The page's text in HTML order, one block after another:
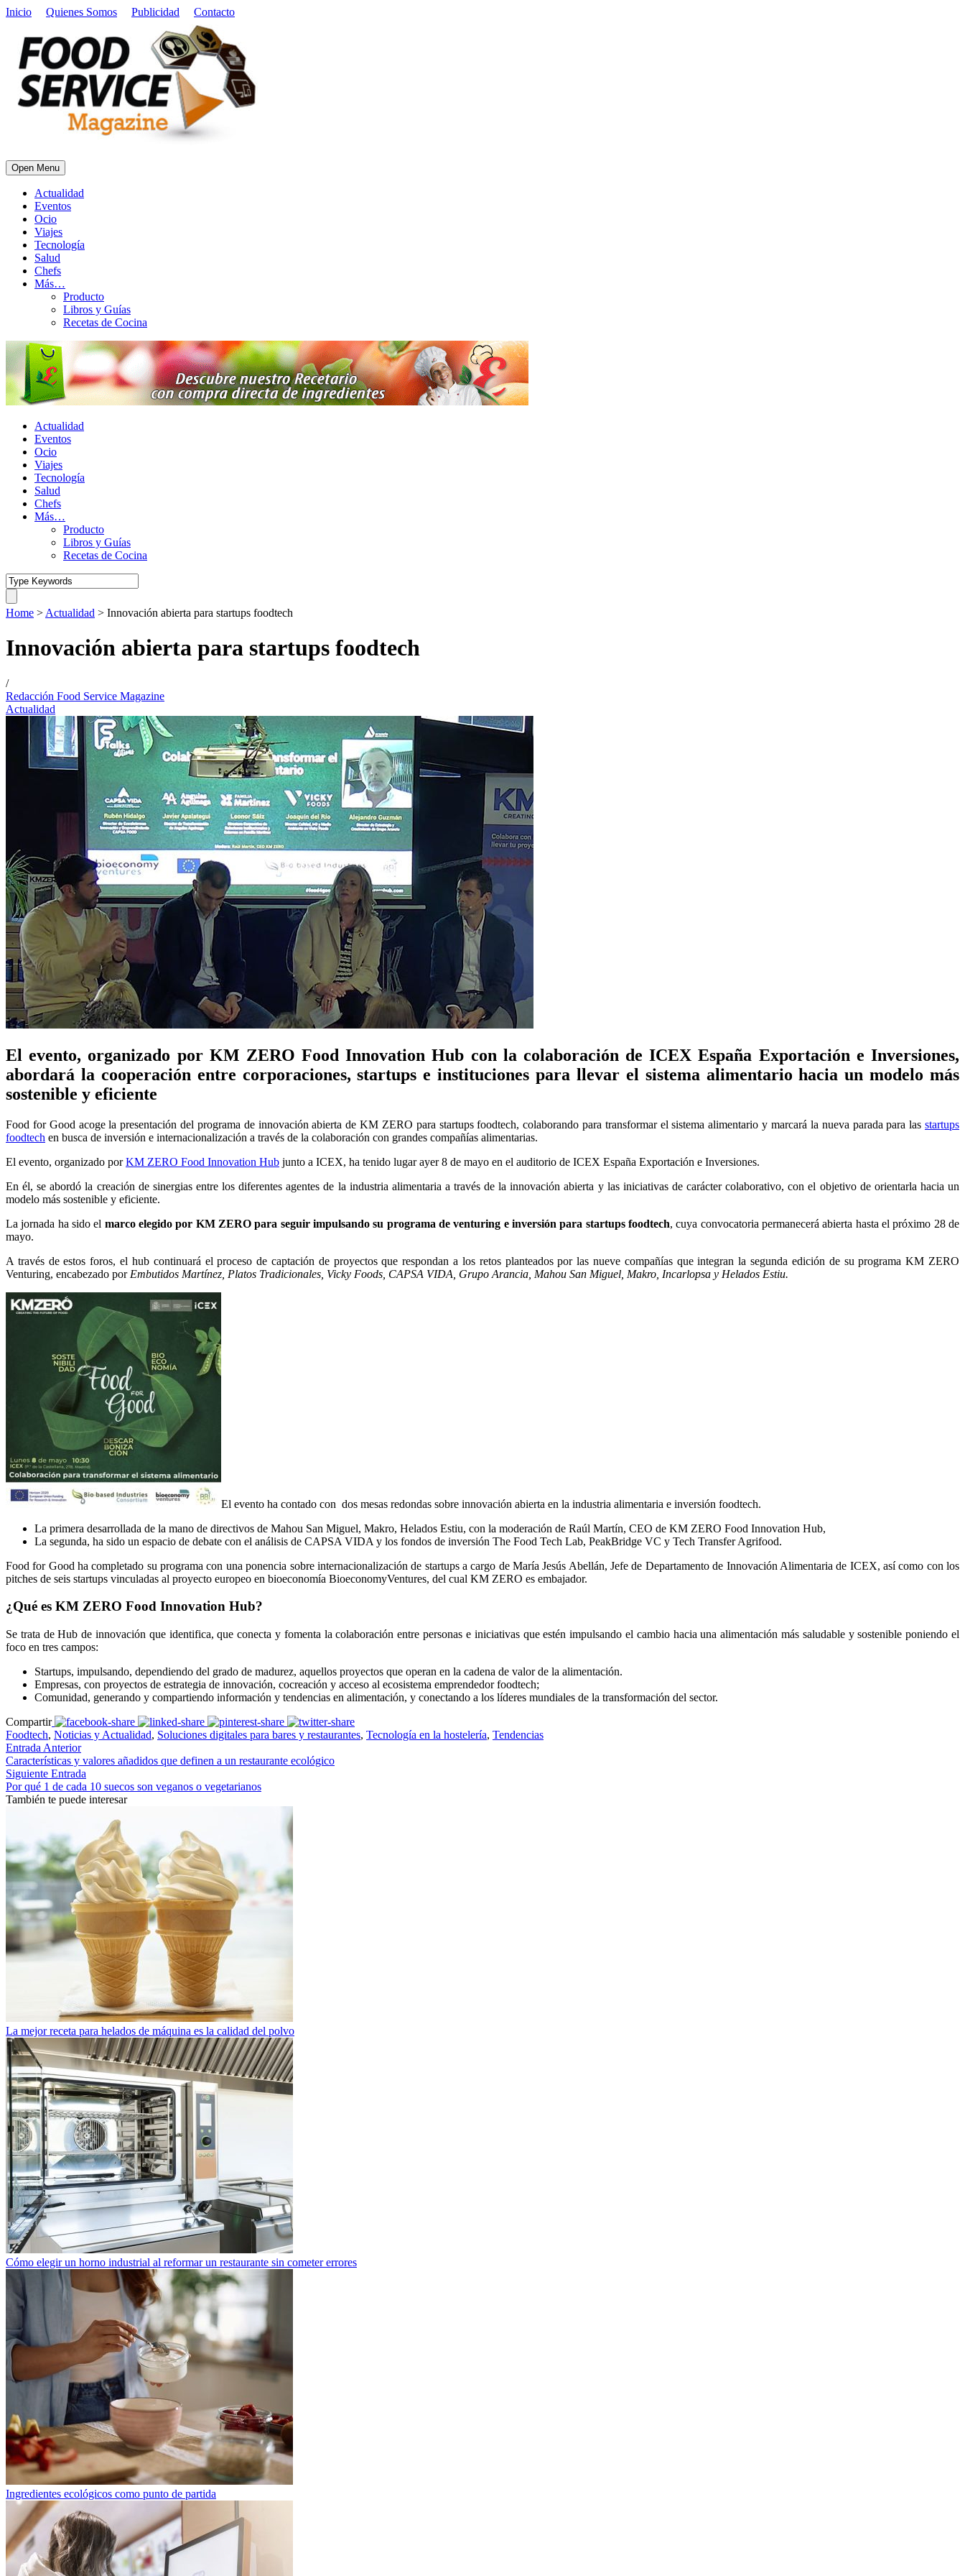
Inicio Quienes Somos Publicidad Contacto
Open Menu
Actualidad
Eventos
Ocio
Viajes
Tecnología
Salud
Chefs
Más…
Producto
Libros y Guías
Recetas de Cocina
Actualidad
Eventos
Ocio
Viajes
Tecnología
Salud
Chefs
Más…
Producto
Libros y Guías
Recetas de Cocina
Home > Actualidad > Innovación abierta para startups foodtech
Innovación abierta para startups foodtech
/
Redacción Food Service Magazine
Actualidad
El evento, organizado por KM ZERO Food Innovation Hub con la colaboración de ICEX España Exportación e Inversiones,
abordará la cooperación entre corporaciones, startups e instituciones para llevar el sistema alimentario hacia un modelo más
sostenible y eficiente
Food for Good acoge la presentación del programa de innovación abierta de KM ZERO para startups foodtech, colaborando para transformar el sistema alimentario y marcará la nueva parada para las startups
foodtech en busca de inversión e internacionalización a través de la colaboración con grandes compañías alimentarias.
El evento, organizado porKM ZERO Food Innovation Hub junto a ICEX, ha tenido lugar ayer 8 de mayo en el auditorio de ICEX España Exportación e Inversiones.
En él, se abordó la creación de sinergias entre los diferentes agentes de la industria alimentaria a través de la innovación abierta y las iniciativas de carácter colaborativo, con el objetivo de orientarla hacia un
modelo más sostenible y eficiente.
La jornada ha sido el marco elegido por KM ZERO para seguir impulsando su programa de venturing e inversión para startups foodtech, cuya convocatoria permanecerá abierta hasta el próximo 28 de
mayo.
A través de estos foros, el hub continuará el proceso de captación de proyectos que respondan a los retos planteados por las nueve compañías que integran la segunda edición de su programa KM ZERO
Venturing, encabezado por Embutidos Martínez, Platos Tradicionales, Vicky Foods, CAPSA VIDA, Grupo Arancia, Mahou San Miguel, Makro, Incarlopsa y Helados Estiu.
El evento ha contado con dos mesas redondas sobre innovación abierta en la industria alimentaria e inversión foodtech.
La primera desarrollada de la mano de directivos de Mahou San Miguel, Makro, Helados Estiu, con la moderación de Raúl Martín, CEO de KM ZERO Food Innovation Hub,
La segunda, ha sido un espacio de debate con el análisis de CAPSA VIDA y los fondos de inversión The Food Tech Lab, PeakBridge VC y Tech Transfer Agrifood.
Food for Good ha completado su programa con una ponencia sobre internacionalización de startups a cargo de María Jesús Abellán, Jefe de Departamento de Innovación Alimentaria de ICEX, así como con los
pitches de seis startups vinculadas al proyecto europeo en bioeconomía BioeconomyVentures, del cual KM ZERO es embajador.
¿Qué es KM ZERO Food Innovation Hub?
Se trata de Hub de innovación que identifica, que conecta y fomenta la colaboración entre personas e iniciativas que estén impulsando el cambio hacia una alimentación más saludable y sostenible poniendo el
foco en tres campos:
Startups, impulsando, dependiendo del grado de madurez, aquellos proyectos que operan en la cadena de valor de la alimentación.
Empresas, con proyectos de estrategia de innovación, cocreación y acceso al ecosistema emprendedor foodtech;
Comunidad, generando y compartiendo información y tendencias en alimentación, y conectando a los líderes mundiales de la transformación del sector.
Compartir
Foodtech, Noticias y Actualidad, Soluciones digitales para bares y restaurantes, Tecnología en la hostelería, Tendencias
Entrada Anterior
Características y valores añadidos que definen a un restaurante ecológico
Siguiente Entrada
Por qué 1 de cada 10 suecos son veganos o vegetarianos
También te puede interesar
La mejor receta para helados de máquina es la calidad del polvo
Cómo elegir un horno industrial al reformar un restaurante sin cometer errores
Ingredientes ecológicos como punto de partida